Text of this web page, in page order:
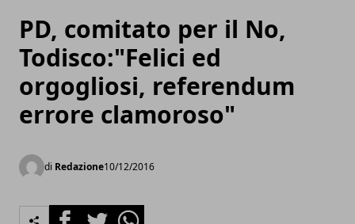
PD, comitato per il No,
Todisco:"Felici ed
orgogliosi, referendum
errore clamoroso"
di Redazione10/12/2016
FacebookTwitterWhatsapp